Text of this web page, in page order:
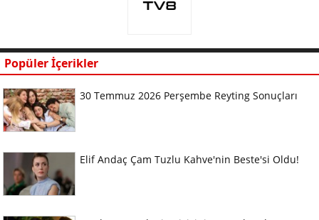
Popüler İçerikler
30 Temmuz 2026 Perşembe Reyting Sonuçları
Elif Andaç Çam Tuzlu Kahve'nin Beste'si Oldu!